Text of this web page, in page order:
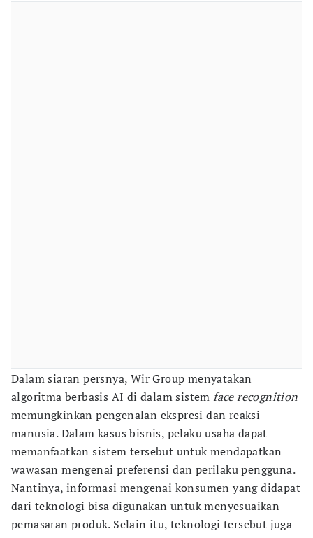
Dalam siaran persnya, Wir Group menyatakan
algoritma berbasis AI di dalam sistemface recognition
memungkinkan pengenalan ekspresi dan reaksi
manusia. Dalam kasus bisnis, pelaku usaha dapat
memanfaatkan sistem tersebut untuk mendapatkan
wawasan mengenai preferensi dan perilaku pengguna.
Nantinya, informasi mengenai konsumen yang didapat
dari teknologi bisa digunakan untuk menyesuaikan
pemasaran produk. Selain itu, teknologi tersebut juga